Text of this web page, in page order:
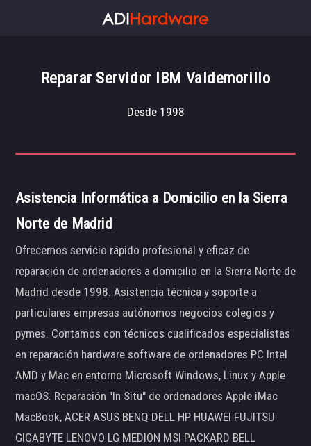
Reparar Servidor IBM Valdemorillo
Desde 1998
Asistencia Informática a Domicilio en la Sierra
Norte de Madrid
Ofrecemos servicio rápido profesional y eficaz de
reparación de ordenadores a domicilio en la Sierra Norte de
Madrid desde 1998. Asistencia técnica y soporte a
particulares empresas autónomos negocios colegios y
pymes. Contamos con técnicos cualificados especialistas
en reparación hardware software de ordenadores PC Intel
AMD y Mac en entorno Microsoft Windows, Linux y Apple
macOS. Reparación "In Situ" de ordenadores Apple iMac
MacBook, ACER ASUS BENQ DELL HP HUAWEI FUJITSU
GIGABYTE LENOVO LG MEDION MSI PACKARD BELL